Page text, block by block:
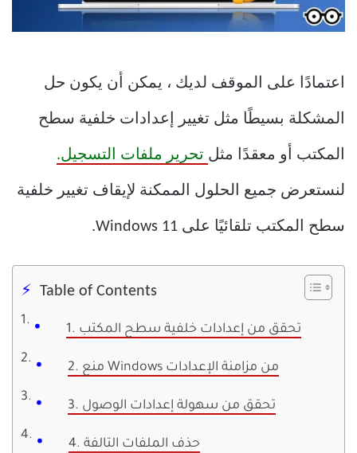
اعتمادًا على الموقف لديك ، يمكن أن يكون حل
المشكلة بسيطًا مثل تغيير إعدادات خلفية سطح
المكتب أو معقدًا مثل تحرير ملفات التسجيل.
لنستعرض جميع الحلول الممكنة لإيقاف تغيير خلفية
سطح المكتب تلقائيًا على Windows 11.
Table of Contents
1. تحقق من إعدادات خلفية سطح المكتب
2. منع Windows من مزامنة الإعدادات
3. تحقق من سهولة إعدادات الوصول
4. حذف الملفات التالفة